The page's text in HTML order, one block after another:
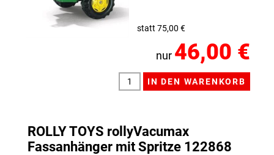
statt 75,00 €
nur 46,00 €
ROLLY TOYS rollyVacumax
Fassanhänger mit Spritze 122868